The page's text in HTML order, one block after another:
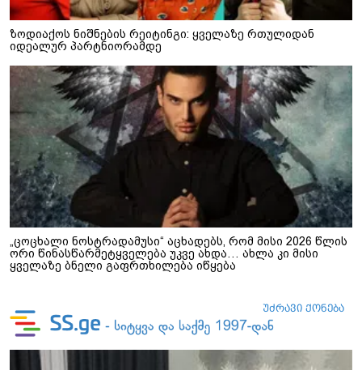
ზოდიაქოს ნიშნების რეიტინგი: ყველაზე რთულიდან
იდეალურ პარტნიორამდე
„ცოცხალი ნოსტრადამუსი“ აცხადებს, რომ მისი 2026 წლის
ორი წინასწარმეტყველება უკვე ახდა… ახლა კი მისი
ყველაზე ბნელი გაფრთხილება იწყება